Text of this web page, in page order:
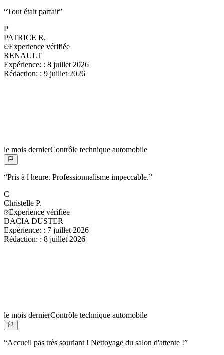
“Tout était parfait”
P
PATRICE R.
Experience vérifiée
RENAULT
Expérience: : 8 juillet 2026
Rédaction: : 9 juillet 2026
le mois dernierContrôle technique automobile
“Pris à l heure. Professionnalisme impeccable.”
C
Christelle P.
Experience vérifiée
DACIA DUSTER
Expérience: : 7 juillet 2026
Rédaction: : 8 juillet 2026
le mois dernierContrôle technique automobile
“Accueil pas très souriant ! Nettoyage du salon d'attente !”